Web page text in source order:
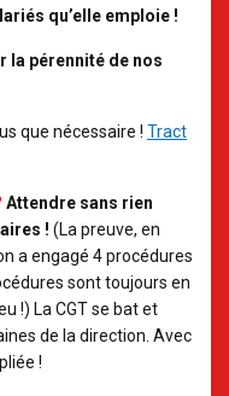
qu’elle emploie !
la pérennité de nos
que nécessaire ! Tract
Attendre sans rien
! (La preuve, en
a engagé 4 procédures
sont toujours en
!) La CGT se bat et
de la direction. Avec
!